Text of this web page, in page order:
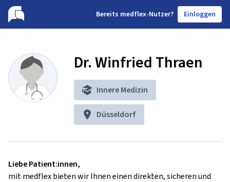
Bereits medflex-Nutzer? Einloggen
Dr. Winfried Thraen
Innere Medizin
Düsseldorf
Liebe Patient:innen,
mit medflex bieten wir Ihnen einen direkten, sicheren und